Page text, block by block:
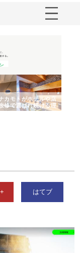
カモトがホテルや店
修で選ばれ続ける理
はてブ